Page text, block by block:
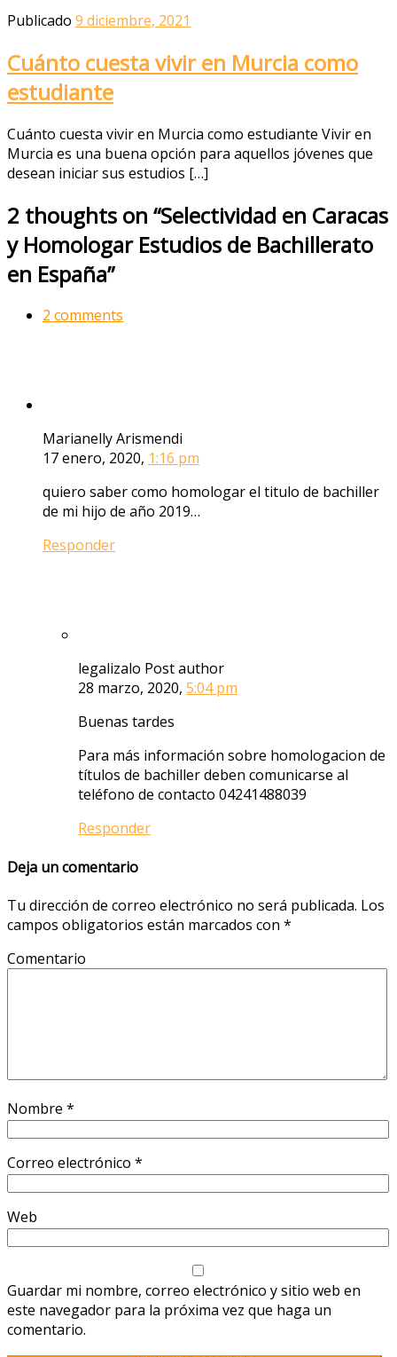
Publicado 9 diciembre, 2021
Cuánto cuesta vivir en Murcia como
estudiante
Cuánto cuesta vivir en Murcia como estudiante Vivir en
Murcia es una buena opción para aquellos jóvenes que
desean iniciar sus estudios […]
2 thoughts on “Selectividad en Caracas
y Homologar Estudios de Bachillerato
en España”
2 comments
Marianelly Arismendi
17 enero, 2020, 1:16 pm
quiero saber como homologar el titulo de bachiller
de mi hijo de año 2019…
Responder
legalizalo Post author
28 marzo, 2020, 5:04 pm
Buenas tardes
Para más información sobre homologacion de
títulos de bachiller deben comunicarse al
teléfono de contacto 04241488039
Responder
Deja un comentario
Tu dirección de correo electrónico no será publicada. Los
campos obligatorios están marcados con *
Comentario
Nombre *
Correo electrónico *
Web
Guardar mi nombre, correo electrónico y sitio web en
este navegador para la próxima vez que haga un
comentario.